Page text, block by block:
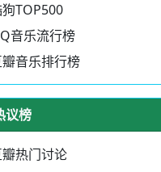
TOP500
音乐流行榜
瓣音乐排行榜
议榜
瓣热门讨论